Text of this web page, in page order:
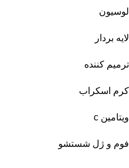
لوسیون
لایه بردار
ترمیم کننده
کرم اسکراب
ویتامین c
فوم و ژل شستشو